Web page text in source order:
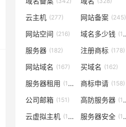
云主机 (277) 网站备案 (245)
网站空间 (216) 域名多少钱 (194)
服务器 (182) 注册商标 (178)
网站域名 (167) 买域名 (162)
服务器租用 (160) 商标申请 (158)
公司邮箱 (151) 高防服务器 (146)
云虚拟主机 (140) 服务器安全 (137)